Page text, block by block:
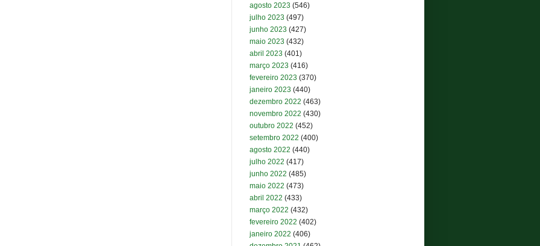
agosto 2023 (546)
julho 2023 (497)
junho 2023 (427)
maio 2023 (432)
abril 2023 (401)
março 2023 (416)
fevereiro 2023 (370)
janeiro 2023 (440)
dezembro 2022 (463)
novembro 2022 (430)
outubro 2022 (452)
setembro 2022 (400)
agosto 2022 (440)
julho 2022 (417)
junho 2022 (485)
maio 2022 (473)
abril 2022 (433)
março 2022 (432)
fevereiro 2022 (402)
janeiro 2022 (406)